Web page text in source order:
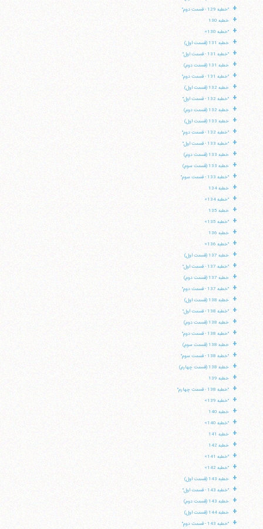
+ "خطبه 129 - قسمت دوم"
+ خطبه 130
+ "خطبه 130»
+ خطبه 131 (قسمت اول)
+ "خطبه 131 - قسمت اول"
+ خطبه 131 (قسمت دوم)
+ "خطبه 131 - قسمت دوم"
+ خطبه 132 (قسمت اول)
+ "خطبه 132 - قسمت اول"
+ خطبه 132 (قسمت دوم)
+ خطبه 133 (قسمت اول)
+ "خطبه 132 - قسمت دوم"
+ "خطبه 133 - قسمت اول"
+ خطبه 133 (قسمت دوم)
+ خطبه 133 (قسمت سوم)
+ "خطبه 133 - قسمت سوم"
+ خطبه 134
+ "خطبه 134»
+ خطبه 135
+ "خطبه 135»
+ خطبه 136
+ "خطبه 136»
+ خطبه 137 (قسمت اول)
+ "خطبه 137 - قسمت اول"
+ خطبه 137 (قسمت دوم)
+ "خطبه 137 - قسمت دوم"
+ خطبه 138 (قسمت اول)
+ "خطبه 138 - قسمت اول"
+ خطبه 138 (قسمت دوم)
+ "خطبه 138 - قسمت دوم"
+ خطبه 138 (قسمت سوم)
+ "خطبه 138 - قسمت سوم"
+ خطبه 138 (قسمت چهارم)
+ خطبه 139
+ "خطبه 138 - قسمت چهارم"
+ "خطبه 139»
+ خطبه 140
+ "خطبه 140»
+ خطبه 141
+ خطبه 142
+ "خطبه 141»
+ "خطبه 142»
+ خطبه 143 (قسمت اول)
+ "خطبه 143 - قسمت اول"
+ خطبه 143 (قسمت دوم)
+ خطبه 144 (قسمت اول)
+ "خطبه 143 - قسمت دوم"